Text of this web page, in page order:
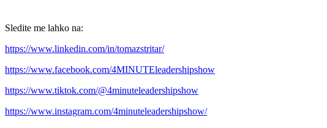
Sledite me lahko na:
https://www.linkedin.com/in/tomazstritar/
https://www.facebook.com/4MINUTEleadershipshow
https://www.tiktok.com/@4minuteleadershipshow
https://www.instagram.com/4minuteleadershipshow/